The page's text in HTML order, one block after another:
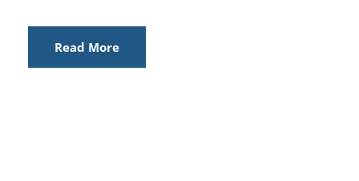
Read More